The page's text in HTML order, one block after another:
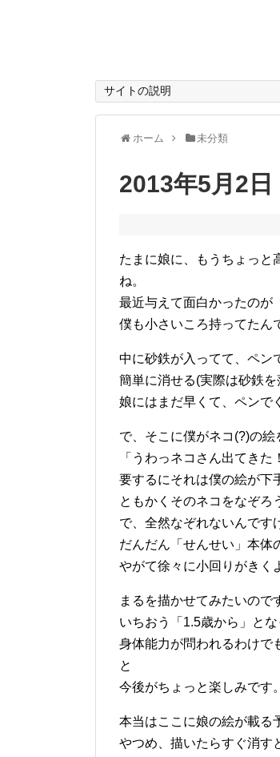
サイトの説明
ホーム 未分類
2013年5月2
たまに娘に、もうちょっと
ね。
最近与えて面白かったのが
僕も小さいころ持ってたん
中に砂鉄が入ってて、ペン
簡単に消せる(実際は砂鉄を
娘にはまだ早くて、ペンで
で、そこに僕がネコ(?)の絵
「うわっネコさん出てき
要するにそれは僕の絵が下
ともかくそのネコをなぞろ
で、全然なぞれないんです
だんだん「せんせい」本体
やがて徐々に小回りがきく
まるを描かせてみたいので
いちおう「1.5歳から」と
身体能力が問われるわけで
と
今後がちょっと楽しみです。
本当はここに娘の絵が載る
やつめ、描いたらすぐ消す